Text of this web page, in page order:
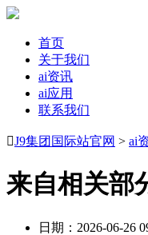
首页
关于我们
ai资讯
ai应用
联系我们
J9集团国际站官网 > ai
来自相关部
日期：2026-06-26